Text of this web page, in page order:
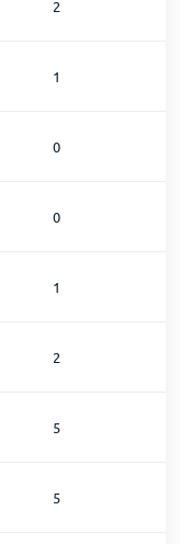
2
1
0
0
1
2
5
5